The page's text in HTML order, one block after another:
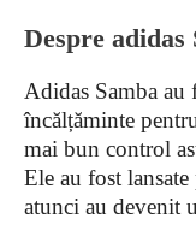
Despre adidas
Adidas Samba au
încălțăminte
mai bun control
Ele au fost
atunci au devenit